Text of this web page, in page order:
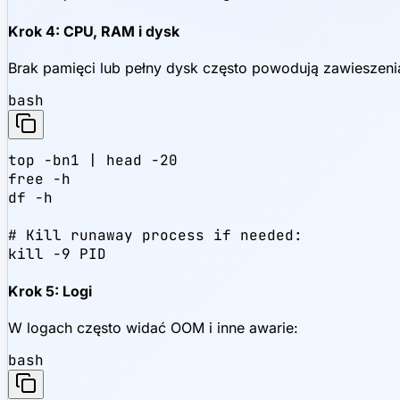
Krok 4: CPU, RAM i dysk
Brak pamięci lub pełny dysk często powodują
bash
top -bn1 | head -20
free -h
df -h
# Kill runaway process if needed:
kill -9 PID
Krok 5: Logi
W logach często widać OOM i inne awarie:
bash